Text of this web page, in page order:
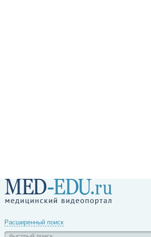
Расширенный поиск